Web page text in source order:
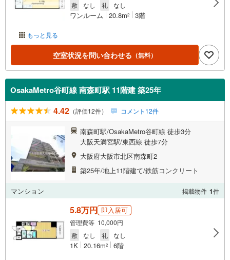
もっと見る
敷
なし 礼 なし
ワンルーム 20.8m2 3階
空室状況を問い合わせる （無料）
OsakaMetro谷町線 南森町駅 11階建 築25年
4.42 （評価12件） コメント12件
南森町駅/OsakaMetro谷町線 徒歩3分
大阪天満宮駅/東西線 徒歩7分
大阪府大阪市北区南森町2
築25年/地上11階建て/鉄筋コンクリート
マンション 掲載物件 1件
5.8万円 即入居可
管理費等 10,000円
敷
なし 礼 なし
1K 20.16m2 6階